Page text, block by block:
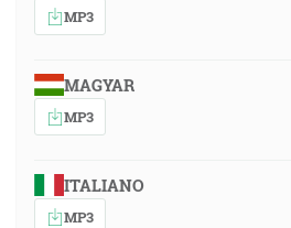
MP3
MAGYAR
MP3
ITALIANO
MP3